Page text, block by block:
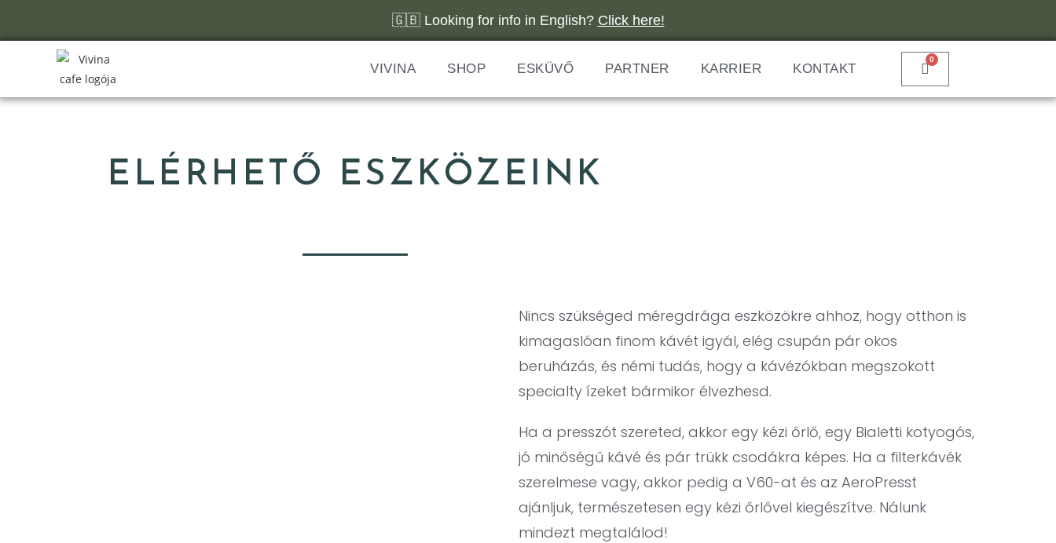
🇬🇧 Looking for info in English? Click here!
VIVINA SHOP ESKÜVŐ PARTNER KARRIER KONTAKT
0
ELÉRHETŐ ESZKÖZEINK
Nincs szükséged méregdrága eszközökre ahhoz, hogy otthon is
kimagaslóan finom kávét igyál, elég csupán pár okos
beruházás, és némi tudás, hogy a kávézókban megszokott
specialty ízeket bármikor élvezhesd.
Ha a presszót szereted, akkor egy kézi őrlő, egy Bialetti kotyogós,
jó minőségű kávé és pár trükk csodákra képes. Ha a filterkávék
szerelmese vagy, akkor pedig a V60-at és az AeroPresst
ajánljuk, természetesen egy kézi őrlővel kiegészítve. Nálunk
mindezt megtalálod!